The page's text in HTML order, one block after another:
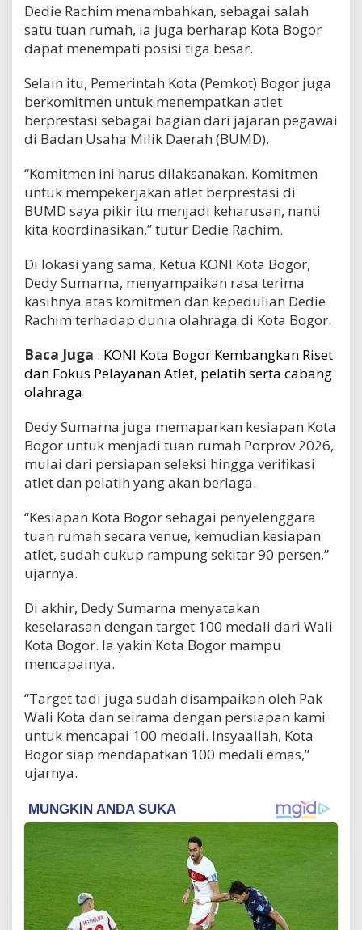
Dedie Rachim menambahkan, sebagai salah
satu tuan rumah, ia juga berharap Kota Bogor
dapat menempati posisi tiga besar.
Selain itu, Pemerintah Kota (Pemkot) Bogor juga
berkomitmen untuk menempatkan atlet
berprestasi sebagai bagian dari jajaran pegawai
di Badan Usaha Milik Daerah (BUMD).
“Komitmen ini harus dilaksanakan. Komitmen
untuk mempekerjakan atlet berprestasi di
BUMD saya pikir itu menjadi keharusan, nanti
kita koordinasikan,” tutur Dedie Rachim.
Di lokasi yang sama, Ketua KONI Kota Bogor,
Dedy Sumarna, menyampaikan rasa terima
kasihnya atas komitmen dan kepedulian Dedie
Rachim terhadap dunia olahraga di Kota Bogor.
Baca Juga : KONI Kota Bogor Kembangkan Riset
dan Fokus Pelayanan Atlet, pelatih serta cabang
olahraga
Dedy Sumarna juga memaparkan kesiapan Kota
Bogor untuk menjadi tuan rumah Porprov 2026,
mulai dari persiapan seleksi hingga verifikasi
atlet dan pelatih yang akan berlaga.
“Kesiapan Kota Bogor sebagai penyelenggara
tuan rumah secara venue, kemudian kesiapan
atlet, sudah cukup rampung sekitar 90 persen,”
ujarnya.
Di akhir, Dedy Sumarna menyatakan
keselarasan dengan target 100 medali dari Wali
Kota Bogor. Ia yakin Kota Bogor mampu
mencapainya.
“Target tadi juga sudah disampaikan oleh Pak
Wali Kota dan seirama dengan persiapan kami
untuk mencapai 100 medali. Insyaallah, Kota
Bogor siap mendapatkan 100 medali emas,”
ujarnya.